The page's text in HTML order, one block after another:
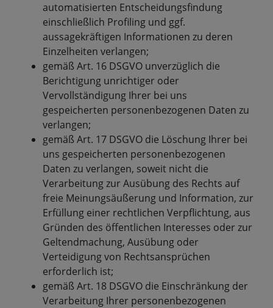
automatisierten Entscheidungsfindung
einschließlich Profiling und ggf.
aussagekräftigen Informationen zu deren
Einzelheiten verlangen;
gemäß Art. 16 DSGVO unverzüglich die
Berichtigung unrichtiger oder
Vervollständigung Ihrer bei uns
gespeicherten personenbezogenen Daten zu
verlangen;
gemäß Art. 17 DSGVO die Löschung Ihrer bei
uns gespeicherten personenbezogenen
Daten zu verlangen, soweit nicht die
Verarbeitung zur Ausübung des Rechts auf
freie Meinungsäußerung und Information, zur
Erfüllung einer rechtlichen Verpflichtung, aus
Gründen des öffentlichen Interesses oder zur
Geltendmachung, Ausübung oder
Verteidigung von Rechtsansprüchen
erforderlich ist;
gemäß Art. 18 DSGVO die Einschränkung der
Verarbeitung Ihrer personenbezogenen